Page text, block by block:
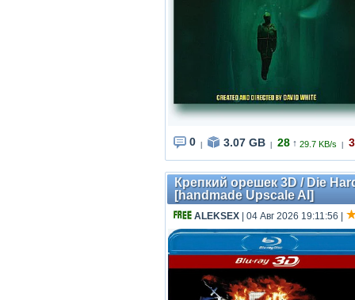
0 3.07 GB 28 ↑ 29.7 KB/s 3
Крепкий орешек 3D / Die
[handmade Upscale AI]
ALEKSEX | 04 Авг 2026 19:11:56